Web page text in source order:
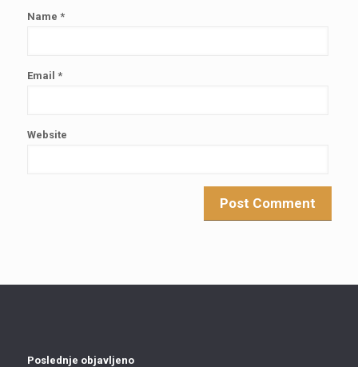
Name *
Email *
Website
Poslednje objavljeno